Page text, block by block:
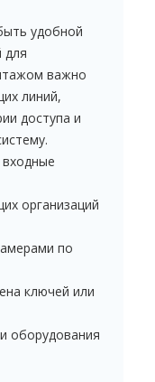
удобной
для
важно
линий,
доступа и
организаций
по
ключей или
оборудования